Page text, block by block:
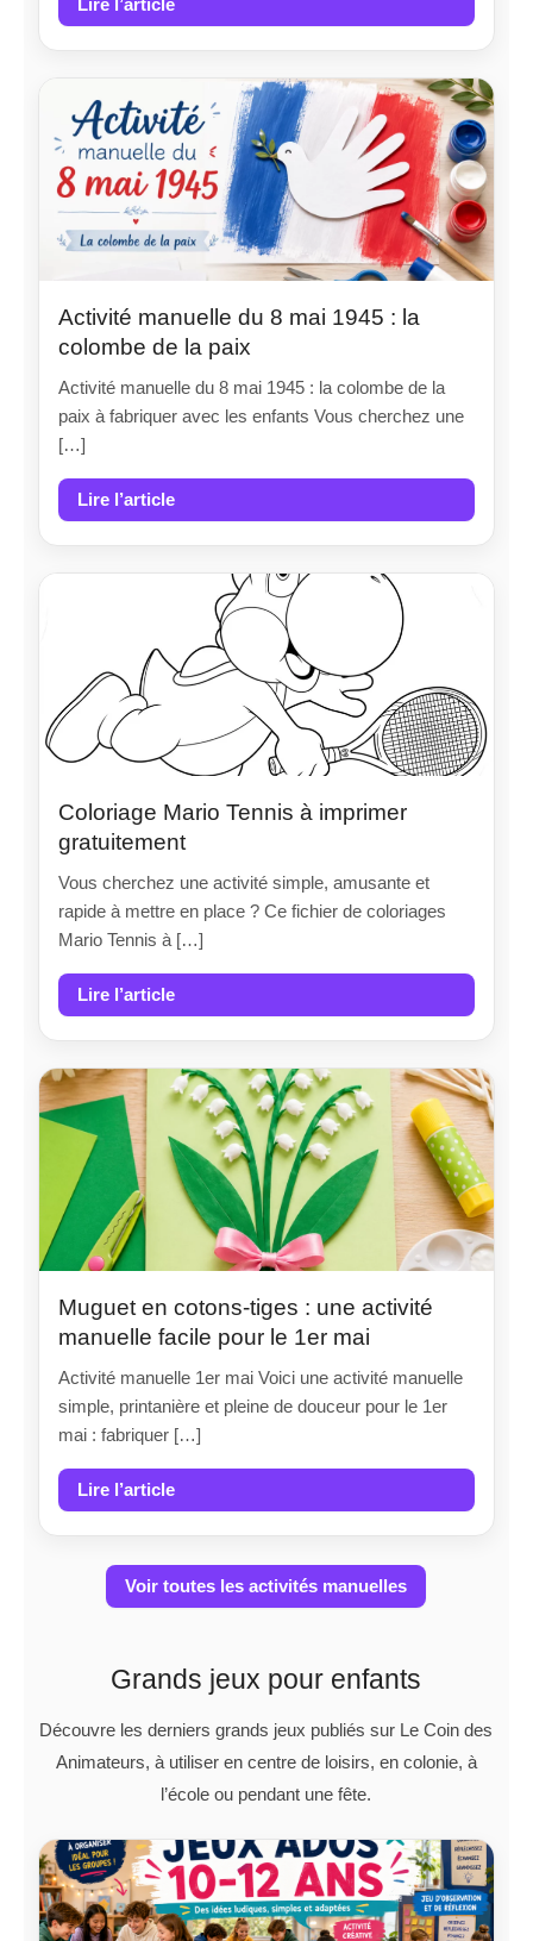
Lire l’article
Activité manuelle du 8 mai 1945 : la
colombe de la paix
Activité manuelle du 8 mai 1945 : la colombe de la
paix à fabriquer avec les enfants Vous cherchez une
[…]
Lire l’article
Coloriage Mario Tennis à imprimer
gratuitement
Vous cherchez une activité simple, amusante et
rapide à mettre en place ? Ce fichier de coloriages
Mario Tennis à […]
Lire l’article
Muguet en cotons-tiges : une activité
manuelle facile pour le 1er mai
Activité manuelle 1er mai Voici une activité manuelle
simple, printanière et pleine de douceur pour le 1er
mai : fabriquer […]
Lire l’article
Voir toutes les activités manuelles
Grands jeux pour enfants
Découvre les derniers grands jeux publiés sur Le Coin des
Animateurs, à utiliser en centre de loisirs, en colonie, à
l’école ou pendant une fête.